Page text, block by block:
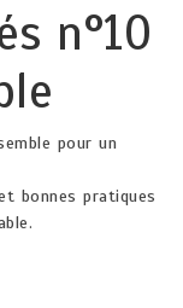
n°10
pour un
bonnes pratiques